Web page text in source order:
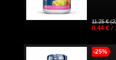
11.25 €
8.44 €/
-25%